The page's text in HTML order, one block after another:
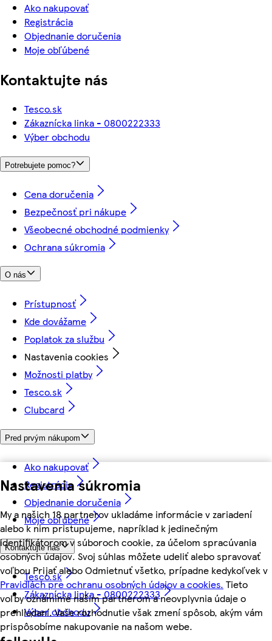
Nastavenia súkromia
My a našich 18 partnerov ukladáme informácie v zariadení
alebo k nim pristupujeme, napríklad k jedinečným
identifikátorom v súboroch cookie, za účelom spracúvania
osobných údajov. Svoj súhlas môžete udeliť alebo spravovať
voľbou Prijať alebo Odmietnuť všetko, prípadne kedykoľvek v
Pravidlách pre ochranu osobných údajov a cookies. Tieto
voľby oznámime našim partnerom a neovplyvnia údaje o
prehliadaní. Vaše rozhodnutie však zmení spôsob, akým vám
prispôsobíme nakupovanie na našom webe.
Ako nakupovať
Registrácia
Objednanie doručenia
Moje obľúbené
Kontaktujte nás
Tesco.sk
Zákaznícka linka - 0800222333
Výber obchodu
Potrebujete pomoc?
Cena doručenia
Bezpečnosť pri nákupe
Všeobecné obchodné podmienky
Ochrana súkromia
O nás
Prístupnosť
Kde dovážame
Poplatok za službu
Nastavenia cookies
Možnosti platby
Tesco.sk
Clubcard
Pred prvým nákupom
Ako nakupovať
Registrácia
Objednanie doručenia
Moje obľúbené
Kontaktujte nás
Tesco.sk
Zákaznícka linka - 0800222333
Výber obchodu